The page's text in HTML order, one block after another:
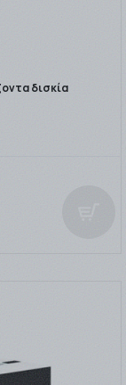
δισκία